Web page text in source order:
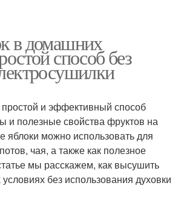
в домашних
способ без
и эффективный способ
и полезные свойства фруктов на
яблоки можно использовать для
чая, а также как полезное
мы расскажем, как высушить
без использования духовки